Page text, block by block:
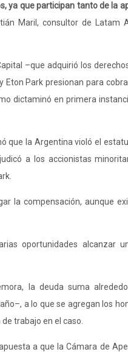
ya que participan tanto de la
Maril, consultor de Latam
–que adquirió los
Eton Park presionan para
dictaminó en primera
que la Argentina violó el
a los accionistas
la compensación, aunque
oportunidades alcanzar
la deuda suma
ño–, a lo que se agregan los
trabajo en el caso.
a que la Cámara de